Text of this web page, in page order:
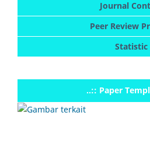
Journal
Peer Review
Statistic
..:: Paper